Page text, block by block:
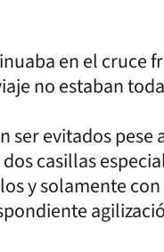
en el cruce
no estaban
ser evitados pese
casillas
y solamente